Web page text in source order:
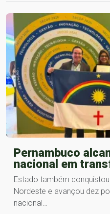
Pernambuco
nacional em
Estado também
Nordeste e avançou dez
nacional…